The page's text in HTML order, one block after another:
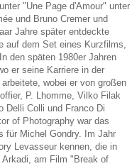
"Une Page d'Amour" unter
und Bruno Cremer und
Jahre später entdeckte
auf dem Set eines Kurzfilms,
den späten 1980er Jahren
er seine Karriere in der
wobei er von großen
P. Lhomme, Vilko Filak
Delli Colli und Franco Di
of Photography war das
für Michel Gondry. Im Jahr
Levasseur kennen, die in
Arkadi, am Film "Break of